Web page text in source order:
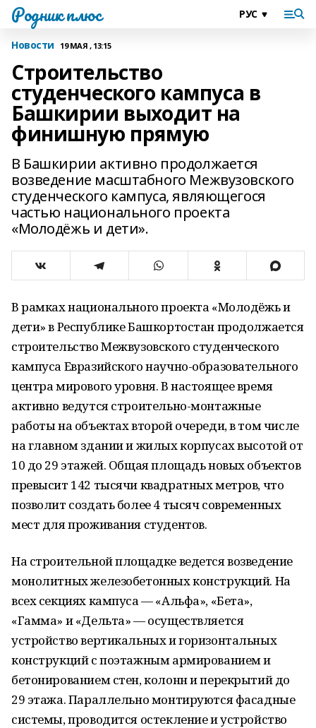
Родник плюс
Новости 19 МАЯ , 13:15
Строительство
студенческого кампуса в
Башкирии выходит на
финишную прямую
В Башкирии активно продолжается
возведение масштабного Межвузовского
студенческого кампуса, являющегося
частью национального проекта
«Молодёжь и дети».
В рамках национального проекта «Молодёжь и
дети» в Республике Башкортостан продолжается
строительство Межвузовского студенческого
кампуса Евразийского научно-образовательного
центра мирового уровня. В настоящее время
активно ведутся строительно-монтажные
работы на объектах второй очереди, в том числе
на главном здании и жилых корпусах высотой от
10 до 29 этажей. Общая площадь новых объектов
превысит 142 тысячи квадратных метров, что
позволит создать более 4 тысяч современных
мест для проживания студентов.
На строительной площадке ведется возведение
монолитных железобетонных конструкций. На
всех секциях кампуса — «Альфа», «Бета»,
«Гамма» и «Дельта» — осуществляется
устройство вертикальных и горизонтальных
конструкций с поэтажным армированием и
бетонированием стен, колонн и перекрытий до
29 этажа. Параллельно монтируются фасадные
системы, проводится остекление и устройство